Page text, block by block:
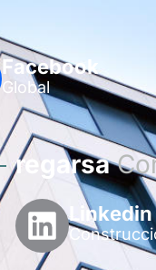
Facebook
Global
regarsa
Linkedin